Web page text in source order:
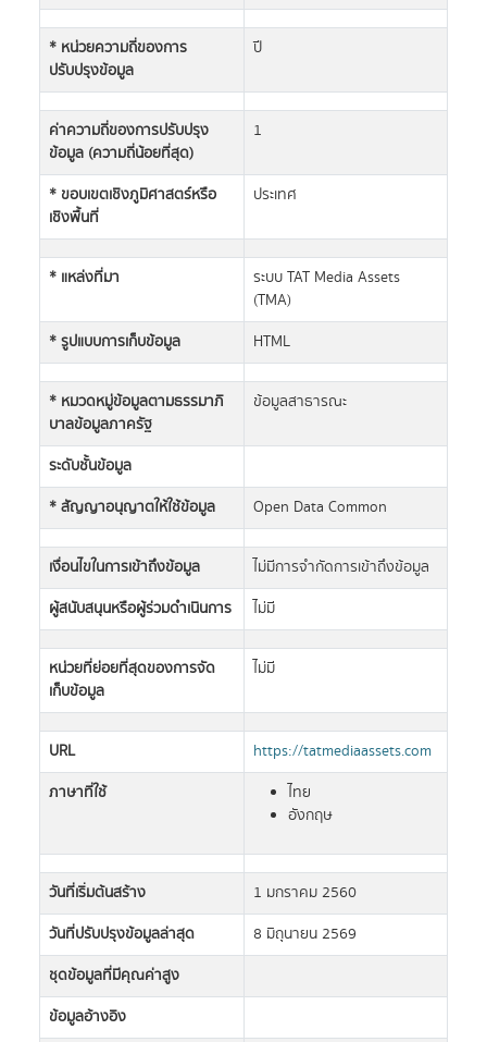
* หน่วยความถี่ของการ
ปรับปรุงข้อมูล
ปี
ค่าความถี่ของการปรับปรุง
ข้อมูล (ความถี่น้อยที่สุด)
1
* ขอบเขตเชิงภูมิศาสตร์หรือ
เชิงพื้นที่
ประเทศ
* แหล่งที่มา
ระบบ TAT Media Assets
(TMA)
* รูปแบบการเก็บข้อมูล
HTML
* หมวดหมู่ข้อมูลตามธรรมาภิ
บาลข้อมูลภาครัฐ
ข้อมูลสาธารณะ
ระดับชั้นข้อมูล
* สัญญาอนุญาตให้ใช้ข้อมูล
Open Data Common
เงื่อนไขในการเข้าถึงข้อมูล
ไม่มีการจำกัดการเข้าถึงข้อมูล
ผู้สนับสนุนหรือผู้ร่วมดำเนินการ
ไม่มี
หน่วยที่ย่อยที่สุดของการจัด
เก็บข้อมูล
ไม่มี
URL
https://tatmediaassets.com
ภาษาที่ใช้
ไทย
อังกฤษ
วันที่เริ่มต้นสร้าง
1 มกราคม 2560
วันที่ปรับปรุงข้อมูลล่าสุด
8 มิถุนายน 2569
ชุดข้อมูลที่มีคุณค่าสูง
ข้อมูลอ้างอิง